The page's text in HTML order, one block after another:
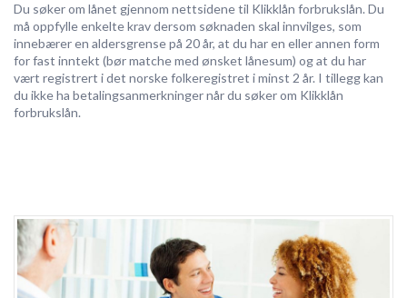
Du søker om lånet gjennom nettsidene til Klikklån forbrukslån. Du
må oppfylle enkelte krav dersom søknaden skal innvilges, som
innebærer en aldersgrense på 20 år, at du har en eller annen form
for fast inntekt (bør matche med ønsket lånesum) og at du har
vært registrert i det norske folkeregistret i minst 2 år. I tillegg kan
du ikke ha betalingsanmerkninger når du søker om Klikklån
forbrukslån.